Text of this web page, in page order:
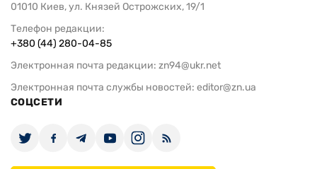
01010 Киев, ул. Князей Острожских, 19/1
Телефон редакции:
+380 (44) 280-04-85
Электронная почта редакции: zn94@ukr.net
Электронная почта службы новостей: editor@zn.ua
СОЦСЕТИ